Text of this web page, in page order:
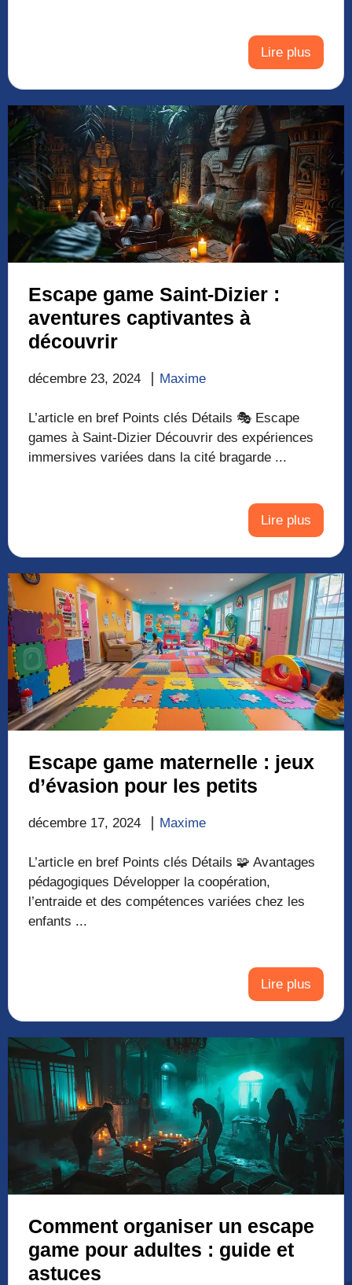
Lire plus
Escape game Saint-Dizier :
aventures captivantes à
découvrir
décembre 23, 2024 Maxime
L’article en bref Points clés Détails 🎭 Escape
games à Saint-Dizier Découvrir des expériences
immersives variées dans la cité bragarde ...
Lire plus
Escape game maternelle : jeux
d’évasion pour les petits
décembre 17, 2024 Maxime
L’article en bref Points clés Détails 🧩 Avantages
pédagogiques Développer la coopération,
l’entraide et des compétences variées chez les
enfants ...
Lire plus
Comment organiser un escape
game pour adultes : guide et
astuces